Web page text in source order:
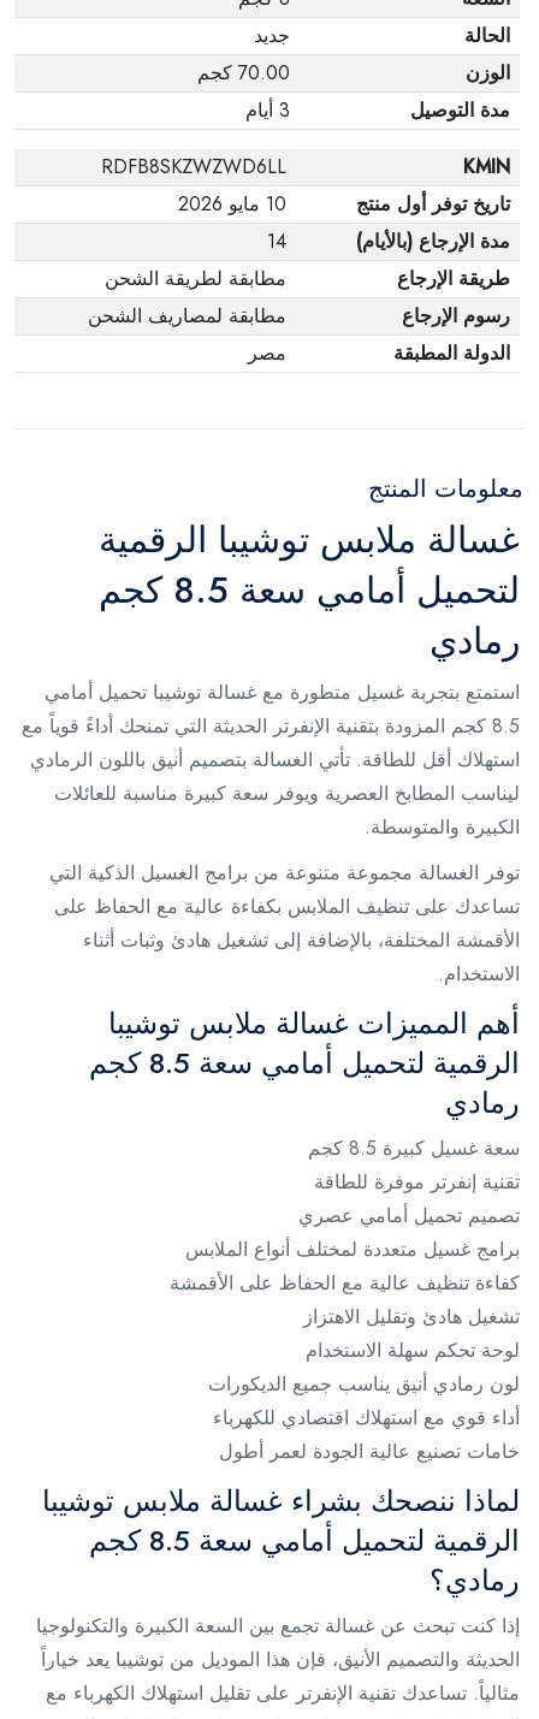
الحالة
جديد
الوزن
70.00 كجم
مدة التوصيل
3 أيام
KMIN
RDFB8SKZWZWD6LL
تاريخ توفر أول منتج
10 مايو 2026
مدة الإرجاع (بالأيام)
14
طريقة الإرجاع
مطابقة لطريقة الشحن
رسوم الإرجاع
مطابقة لمصاريف الشحن
الدولة المطبقة
مصر
معلومات المنتج
غسالة ملابس توشيبا الرقمية
لتحميل أمامي سعة 8.5 كجم
رمادي
استمتع بتجربة غسيل متطورة مع غسالة توشيبا تحميل أمامي
8.5 كجم المزودة بتقنية الإنفرتر الحديثة التي تمنحك أداءً قوياً مع
استهلاك أقل للطاقة. تأتي الغسالة بتصميم أنيق باللون الرمادي
ليناسب المطابخ العصرية ويوفر سعة كبيرة مناسبة للعائلات
الكبيرة والمتوسطة.
توفر الغسالة مجموعة متنوعة من برامج الغسيل الذكية التي
تساعدك على تنظيف الملابس بكفاءة عالية مع الحفاظ على
الأقمشة المختلفة، بالإضافة إلى تشغيل هادئ وثبات أثناء
الاستخدام.
أهم المميزات غسالة ملابس توشيبا
الرقمية لتحميل أمامي سعة 8.5 كجم
رمادي
سعة غسيل كبيرة 8.5 كجم
تقنية إنفرتر موفرة للطاقة
تصميم تحميل أمامي عصري
برامج غسيل متعددة لمختلف أنواع الملابس
كفاءة تنظيف عالية مع الحفاظ على الأقمشة
تشغيل هادئ وتقليل الاهتزاز
لوحة تحكم سهلة الاستخدام
لون رمادي أنيق يناسب جميع الديكورات
أداء قوي مع استهلاك اقتصادي للكهرباء
خامات تصنيع عالية الجودة لعمر أطول
لماذا ننصحك بشراء غسالة ملابس توشيبا
الرقمية لتحميل أمامي سعة 8.5 كجم
رمادي؟
إذا كنت تبحث عن غسالة تجمع بين السعة الكبيرة والتكنولوجيا
الحديثة والتصميم الأنيق، فإن هذا الموديل من توشيبا يعد خياراً
مثالياً. تساعدك تقنية الإنفرتر على تقليل استهلاك الكهرباء مع